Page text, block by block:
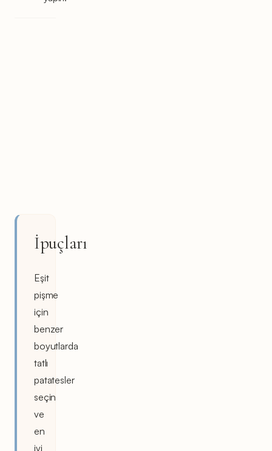
İpuçları
Eşit
pişme
için
benzer
boyutlarda
tatlı
patatesler
seçin
ve
en
iyi